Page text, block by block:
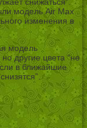
модель Air Max
изменения в
модель
другие цвета “не
в ближайшие